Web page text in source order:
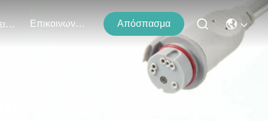
Εκδηλώσεις Επικοινωνήστε Μαζί Μας Απόσπασμα